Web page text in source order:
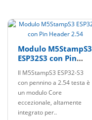
Modulo M5StampS3
ESP32S3 con Pin
Il M5StampS3 ESP32-S3
con pennino a 2.54 testa è
un modulo Core
eccezionale, altamente
integrato per..